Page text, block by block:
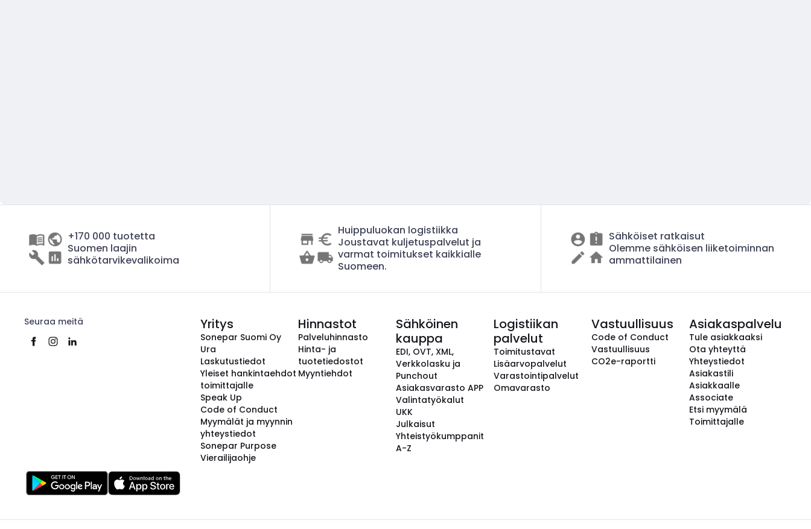
+170 000 tuotetta
Suomen laajin
sähkötarvikevalikoima
Huippuluokan logistiikka
Joustavat kuljetuspalvelut ja
varmat toimitukset kaikkialle
Suomeen.
Sähköiset ratkaisut
Olemme sähköisen liiketoiminnan
ammattilainen
Seuraa meitä Yritys
Sonepar Suomi Oy
Ura
Laskutustiedot
Yleiset hankintaehdot
toimittajalle
Speak Up
Code of Conduct
Myymälät ja myynnin
yhteystiedot
Sonepar Purpose
Vierailijaohje
Hinnastot
Palveluhinnasto
Hinta- ja
tuotetiedostot
Myyntiehdot
Sähköinen
kauppa
EDI, OVT, XML,
Verkkolasku ja
Punchout
Asiakasvarasto APP
Valintatyökalut
UKK
Julkaisut
Yhteistyökumppanit
A-Z
Logistiikan
palvelut
Toimitustavat
Lisäarvopalvelut
Varastointipalvelut
Omavarasto
Vastuullisuus
Code of Conduct
Vastuullisuus
CO2e-raportti
Asiakaspalvelu
Tule asiakkaaksi
Ota yhteyttä
Yhteystiedot
Asiakastili
Asiakkaalle
Associate
Etsi myymälä
Toimittajalle